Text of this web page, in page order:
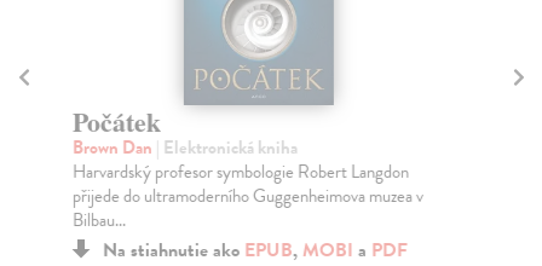
Počátek
Brown Dan | Elektronická kniha
Harvardský profesor symbologie Robert Langdon
přijede do ultramoderního Guggenheimova muzea v
Bilbau...
Na stiahnutie ako EPUB,MOBI a PDF